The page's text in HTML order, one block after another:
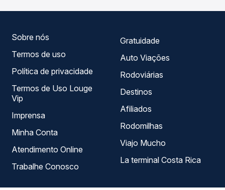
Sobre nós
Termos de uso
Política de privacidade
Termos de Uso Louge
Vip
Imprensa
Minha Conta
Atendimento Online
Trabalhe Conosco
Gratuidade
Auto Viações
Rodoviárias
Destinos
Afiliados
Rodomilhas
Viajo Mucho
La terminal Costa Rica